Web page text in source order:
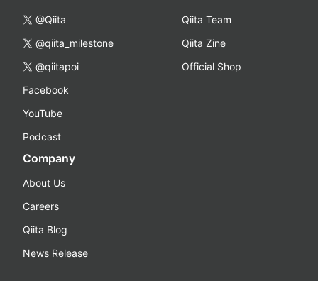
@Qiita
@qiita_milestone
@qiitapoi
Facebook
YouTube
Podcast
Qiita Team
Qiita Zine
Official Shop
Company
About Us
Careers
Qiita Blog
News Release